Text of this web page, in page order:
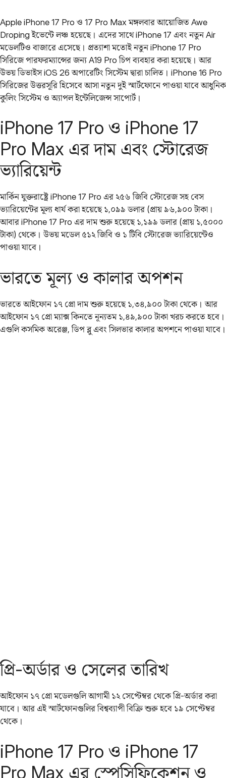
Apple iPhone 17 Pro ও 17 Pro Max মঙ্গলবার আয়োজিত Awe
Droping ইভেন্টে লঞ্চ হয়েছে। এদের সাথে iPhone 17 এবং নতুন Air
মডেলটিও বাজারে এসেছে। প্রত্যাশা মতোই নতুন iPhone 17 Pro
সিরিজে পারফরম্যান্সের জন্য A19 Pro চিপ ব্যবহার করা হয়েছে। আর
উভয় ডিভাইস iOS 26 অপারেটিং সিস্টেম দ্বারা চালিত। iPhone 16 Pro
সিরিজের উত্তরসূরি হিসেবে আসা নতুন দুই স্মার্টফোনে পাওয়া যাবে আধুনিক
কুলিং সিস্টেম ও অ্যাপল ইন্টেলিজেন্স সাপোর্ট।
iPhone 17 Pro ও iPhone 17
Pro Max এর দাম এবং স্টোরেজ
ভ্যারিয়েন্ট
মার্কিন যুক্তরাষ্ট্রে iPhone 17 Pro এর ২৫৬ জিবি স্টোরেজ সহ বেস
ভ্যারিয়েন্টের মূল্য ধার্য করা হয়েছে ১,০৯৯ ডলার (প্রায় ৯৬,৯০০ টাকা।
আবার iPhone 17 Pro এর দাম শুরু হয়েছে ১,১৯৯ ডলার (প্রায় ১,৫০০০
টাকা) থেকে। উভয় মডেল ৫১২ জিবি ও ১ টিবি স্টোরেজ ভ্যারিয়েন্টেও
পাওয়া যাবে।
ভারতে মূল্য ও কালার অপশন
ভারতে আইফোন ১৭ প্রো দাম শুরু হয়েছে ১,৩৪,৯০০ টাকা থেকে। আর
আইফোন ১৭ প্রো ম্যাক্স কিনতে নূন্যতম ১,৪৯,৯০০ টাকা খরচ করতে হবে।
এগুলি কসমিক অরেঞ্জ, ডিপ ব্লু এবং সিলভার কালার অপশনে পাওয়া যাবে।
প্রি-অর্ডার ও সেলের তারিখ
আইফোন ১৭ প্রো মডেলগুলি আগামী ১২ সেপ্টেম্বর থেকে প্রি-অর্ডার‌ করা
যাবে। আর এই স্মার্টফোনগুলির বিশ্বব্যাপী বিক্রি শুরু হবে ১৯ সেপ্টেম্বর
থেকে।
iPhone 17 Pro ও iPhone 17
Pro Max এর স্পেসিফিকেশন ও